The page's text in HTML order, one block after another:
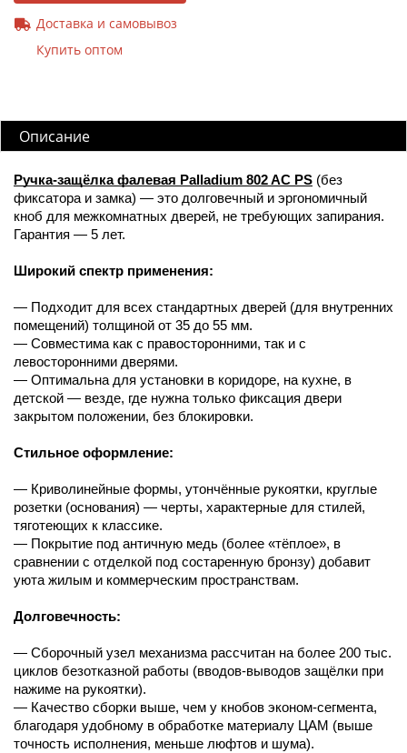
Доставка и самовывоз
Купить оптом
Описание
Ручка-защёлка фалевая Palladium 802 AC PS (без
фиксатора и замка) — это долговечный и эргономичный
кноб для межкомнатных дверей, не требующих запирания.
Гарантия — 5 лет.
Широкий спектр применения:
— Подходит для всех стандартных дверей (для внутренних
помещений) толщиной от 35 до 55 мм.
— Совместима как с правосторонними, так и с
левосторонними дверями.
— Оптимальна для установки в коридоре, на кухне, в
детской — везде, где нужна только фиксация двери
закрытом положении, без блокировки.
Стильное оформление:
— Криволинейные формы, утончённые рукоятки, круглые
розетки (основания) — черты, характерные для стилей,
тяготеющих к классике.
— Покрытие под античную медь (более «тёплое», в
сравнении с отделкой под состаренную бронзу) добавит
уюта жилым и коммерческим пространствам.
Долговечность:
— Сборочный узел механизма рассчитан на более 200 тыс.
циклов безотказной работы (вводов-выводов защёлки при
нажиме на рукоятки).
— Качество сборки выше, чем у кнобов эконом-сегмента,
благодаря удобному в обработке материалу ЦАМ (выше
точность исполнения, меньше люфтов и шума).